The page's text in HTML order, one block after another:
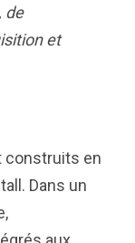
de
et
construits en
Dans un